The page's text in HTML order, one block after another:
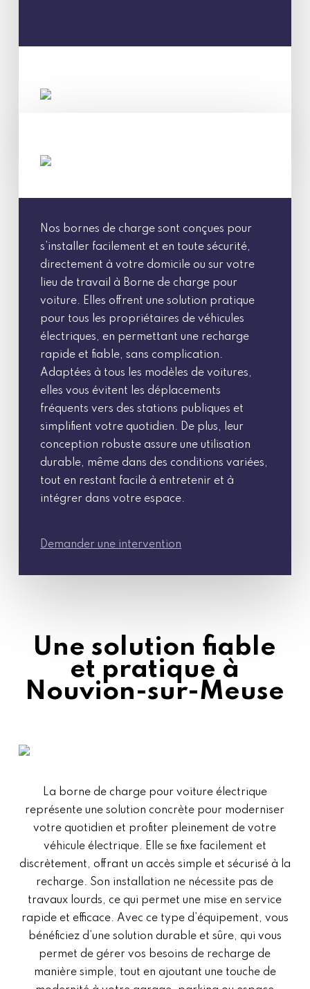
Nos bornes de charge sont conçues pour
s’installer facilement et en toute sécurité,
directement à votre domicile ou sur votre
lieu de travail à Borne de charge pour
voiture. Elles offrent une solution pratique
pour tous les propriétaires de véhicules
électriques, en permettant une recharge
rapide et fiable, sans complication.
Adaptées à tous les modèles de voitures,
elles vous évitent les déplacements
fréquents vers des stations publiques et
simplifient votre quotidien. De plus, leur
conception robuste assure une utilisation
durable, même dans des conditions variées,
tout en restant facile à entretenir et à
intégrer dans votre espace.
Demander une intervention
Une solution fiable
et pratique à
Nouvion-sur-Meuse
La borne de charge pour voiture électrique
représente une solution concrète pour moderniser
votre quotidien et profiter pleinement de votre
véhicule électrique. Elle se fixe facilement et
discrètement, offrant un accès simple et sécurisé à la
recharge. Son installation ne nécessite pas de
travaux lourds, ce qui permet une mise en service
rapide et efficace. Avec ce type d’équipement, vous
bénéficiez d’une solution durable et sûre, qui vous
permet de gérer vos besoins de recharge de
manière simple, tout en ajoutant une touche de